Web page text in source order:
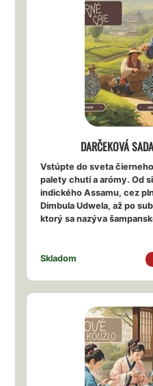
DARČEKOVÁ
Vstúpte do sveta
palety chutí a arómy. Od
indického Assamu, cez
Dimbula Udwela, až po
ktorý sa nazýva
Skladom